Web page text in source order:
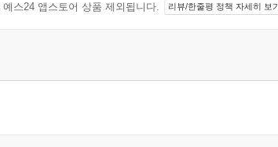
스24 앱스토어 상품 제외됩니다.
리뷰/한줄평 정책 자세히 보기